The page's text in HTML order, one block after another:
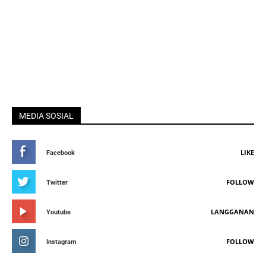
MEDIA SOSIAL
Facebook LIKE
Twitter FOLLOW
Youtube LANGGANAN
Instagram FOLLOW